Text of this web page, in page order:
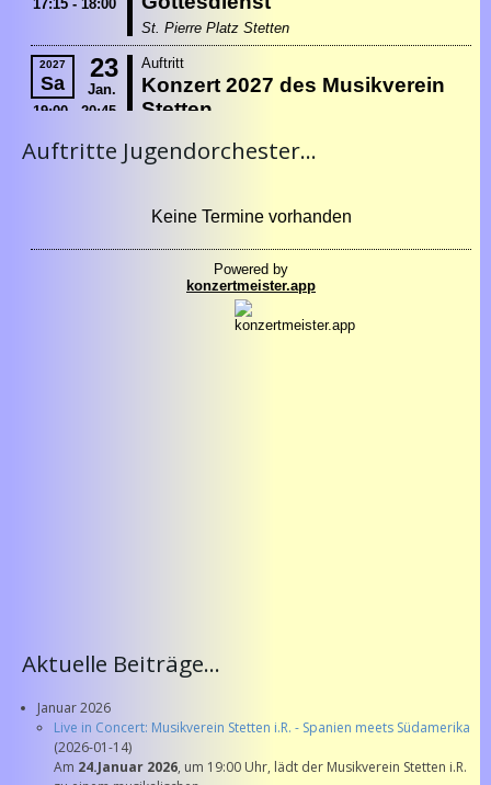
Auftritte Jugendorchester...
Aktuelle Beiträge...
Januar 2026
Live in Concert: Musikverein Stetten i.R. - Spanien meets Südamerika
(2026-01-14)
Am 24.Januar 2026, um 19:00 Uhr, lädt der Musikverein Stetten i.R.